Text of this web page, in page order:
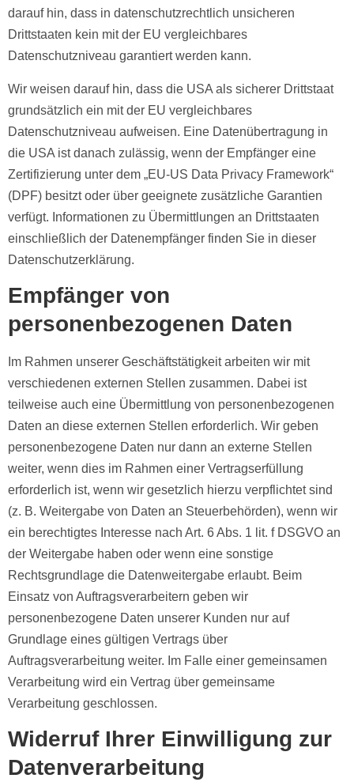
darauf hin, dass in datenschutzrechtlich unsicheren
Drittstaaten kein mit der EU vergleichbares
Datenschutzniveau garantiert werden kann.
Wir weisen darauf hin, dass die USA als sicherer Drittstaat
grundsätzlich ein mit der EU vergleichbares
Datenschutzniveau aufweisen. Eine Datenübertragung in
die USA ist danach zulässig, wenn der Empfänger eine
Zertifizierung unter dem „EU-US Data Privacy Framework“
(DPF) besitzt oder über geeignete zusätzliche Garantien
verfügt. Informationen zu Übermittlungen an Drittstaaten
einschließlich der Datenempfänger finden Sie in dieser
Datenschutzerklärung.
Empfänger von
personenbezogenen Daten
Im Rahmen unserer Geschäftstätigkeit arbeiten wir mit
verschiedenen externen Stellen zusammen. Dabei ist
teilweise auch eine Übermittlung von personenbezogenen
Daten an diese externen Stellen erforderlich. Wir geben
personenbezogene Daten nur dann an externe Stellen
weiter, wenn dies im Rahmen einer Vertragserfüllung
erforderlich ist, wenn wir gesetzlich hierzu verpflichtet sind
(z. B. Weitergabe von Daten an Steuerbehörden), wenn wir
ein berechtigtes Interesse nach Art. 6 Abs. 1 lit. f DSGVO an
der Weitergabe haben oder wenn eine sonstige
Rechtsgrundlage die Datenweitergabe erlaubt. Beim
Einsatz von Auftragsverarbeitern geben wir
personenbezogene Daten unserer Kunden nur auf
Grundlage eines gültigen Vertrags über
Auftragsverarbeitung weiter. Im Falle einer gemeinsamen
Verarbeitung wird ein Vertrag über gemeinsame
Verarbeitung geschlossen.
Widerruf Ihrer Einwilligung zur
Datenverarbeitung